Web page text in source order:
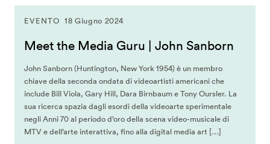
EVENTO 18 Giugno 2024
Meet the Media Guru | John Sanborn
John Sanborn (Huntington, New York 1954) è un membro
chiave della seconda ondata di videoartisti americani che
include Bill Viola, Gary Hill, Dara Birnbaum e Tony Oursler. La
sua ricerca spazia dagli esordi della videoarte sperimentale
negli Anni 70 al periodo d’oro della scena video-musicale di
MTV e dell’arte interattiva, fino alla digital media art […]